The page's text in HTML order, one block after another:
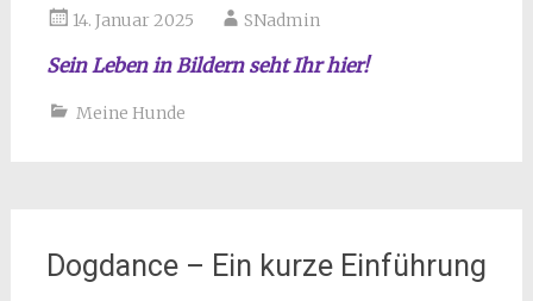
14. Januar 2025 SNadmin
Sein Leben in Bildern seht Ihr hier!
Meine Hunde
Dogdance – Ein kurze Einführung